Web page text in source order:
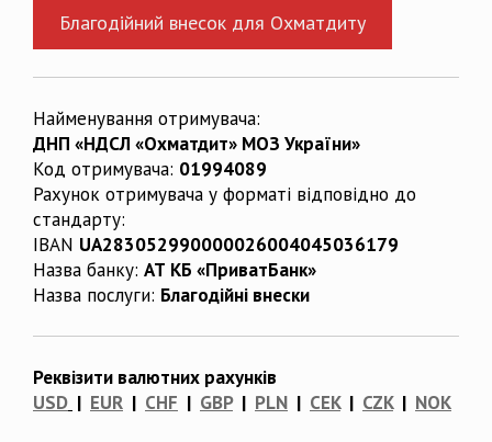
Благодійний внесок для Охматдиту
Найменування отримувача:
ДНП «НДСЛ «Охматдит» МОЗ України»
Код отримувача: 01994089
Рахунок отримувача у форматі відповідно до
стандарту:
IBAN UA283052990000026004045036179
Назва банку: АТ КБ «ПриватБанк»
Назва послуги: Благодійні внески
Реквізити валютних рахунків
USD | EUR | CHF | GBP| PLN | CEK| CZK| NOK